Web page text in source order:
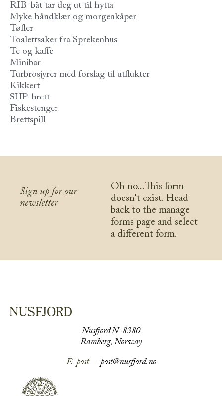
RIB-båt tar deg ut til hytta
Myke håndklær og morgenkåper
Tøfler
Toalettsaker fra Sprekenhus
Te og kaffe
Minibar
Turbrosjyrer med forslag til utflukter
Kikkert
SUP-brett
Fiskestenger
Brettspill
Sign up for our
newsletter
Oh no...This form
doesn't exist. Head
back to the manage
forms page and select
a different form.
Nusfjord N-8380
Ramberg, Norway
E-post—post@nusfjord.no